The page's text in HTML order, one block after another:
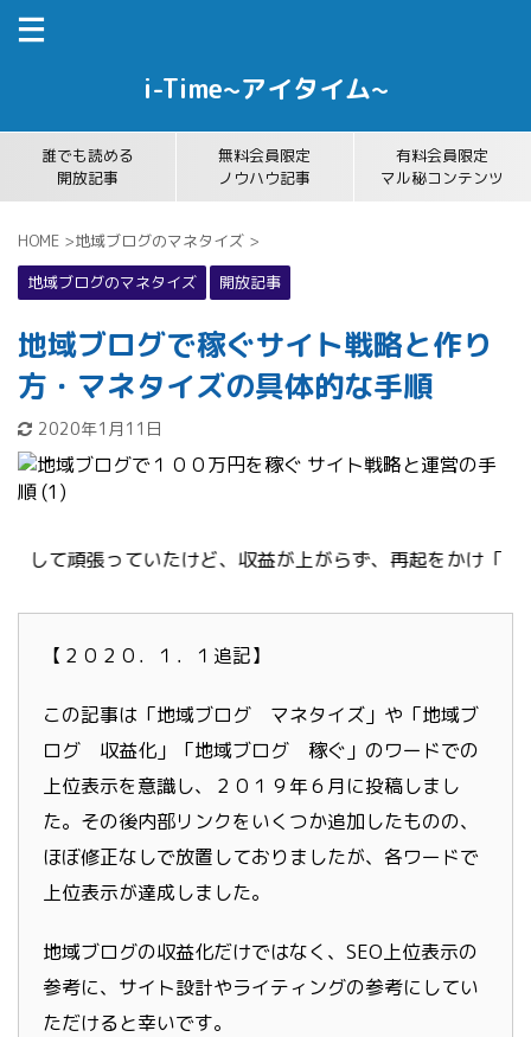
i-Time~アイタイム~
誰でも読める
開放記事
無料会員限定
ノウハウ記事
有料会員限定
マル秘コンテンツ
HOME >地域ブログのマネタイズ >
地域ブログのマネタイズ
開放記事
地域ブログで稼ぐサイト戦略と作り
方・マネタイズの具体的な手順
2020年1月11日
ていたけど、収益が上がらず、再起をかけ「地域ブログ
【２０２０．１．１追記】
この記事は「地域ブログ マネタイズ」や「地域ブ
ログ 収益化」「地域ブログ 稼ぐ」のワードでの
上位表示を意識し、２０１９年６月に投稿しまし
た。その後内部リンクをいくつか追加したものの、
ほぼ修正なしで放置しておりましたが、各ワードで
上位表示が達成しました。
地域ブログの収益化だけではなく、SEO上位表示の
参考に、サイト設計やライティングの参考にしてい
ただけると幸いです。